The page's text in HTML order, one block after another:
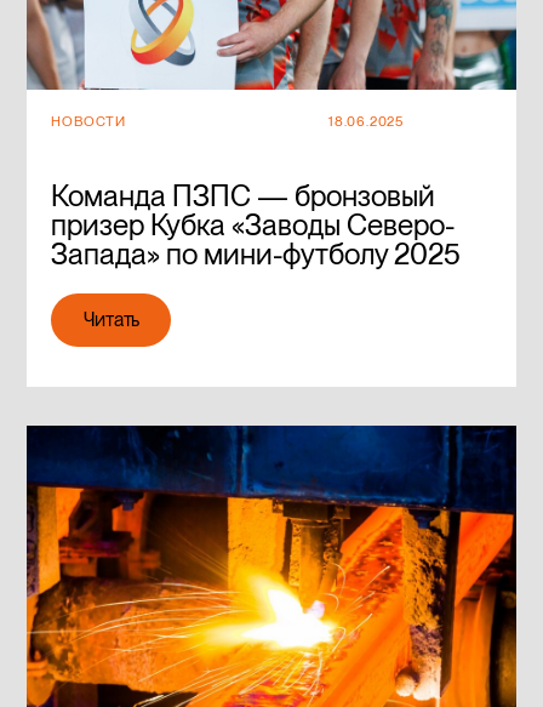
НОВОСТИ 18.06.2025
Команда ПЗПС — бронзовый
призер Кубка «Заводы Северо-
Запада» по мини-футболу 2025
Читать
Читать